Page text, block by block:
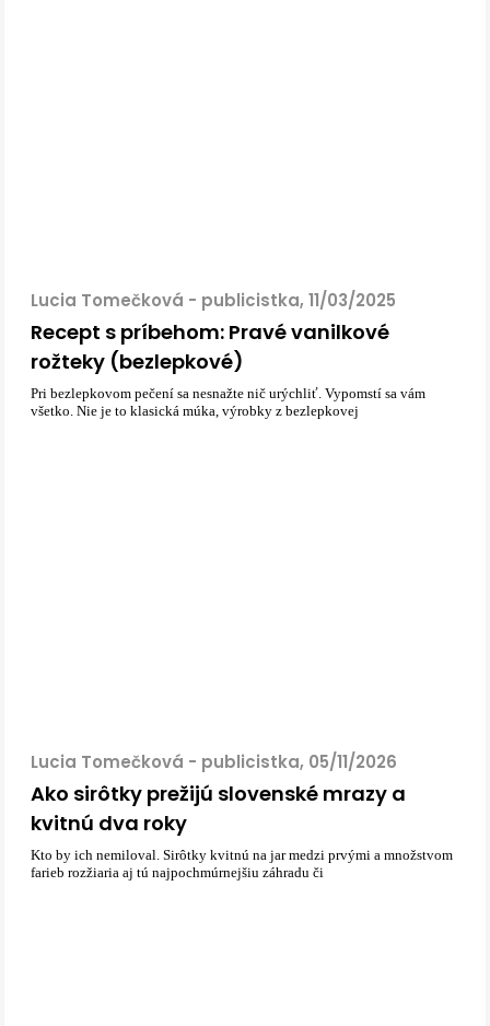
Lucia Tomečková - publicistka, 11/03/2025
Recept s príbehom: Pravé vanilkové
rožteky (bezlepkové)
Pri bezlepkovom pečení sa nesnažte nič urýchliť. Vypomstí sa vám
všetko. Nie je to klasická múka, výrobky z bezlepkovej
Lucia Tomečková - publicistka, 05/11/2026
Ako sirôtky prežijú slovenské mrazy a
kvitnú dva roky
Kto by ich nemiloval. Sirôtky kvitnú na jar medzi prvými a množstvom
farieb rozžiaria aj tú najpochmúrnejšiu záhradu či